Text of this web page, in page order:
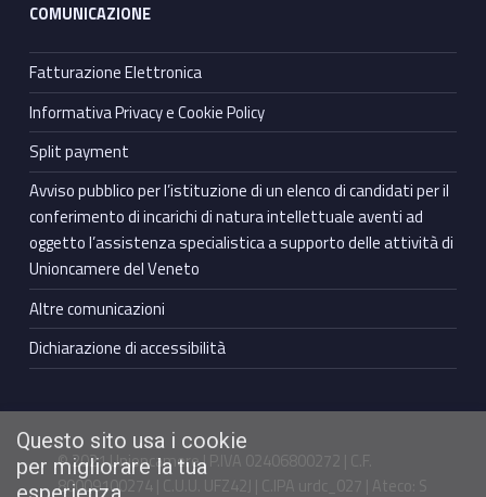
COMUNICAZIONE
Fatturazione Elettronica
Informativa Privacy e Cookie Policy
Split payment
Avviso pubblico per l’istituzione di un elenco di candidati per il
conferimento di incarichi di natura intellettuale aventi ad
oggetto l’assistenza specialistica a supporto delle attività di
Unioncamere del Veneto
Altre comunicazioni
Dichiarazione di accessibilità
© 2021 Unioncamere | P.IVA 02406800272 | C.F.
80009100274 | C.U.U. UFZ42J | C.IPA urdc_027 | Ateco: S
Questo sito usa i cookie
per migliorare la tua